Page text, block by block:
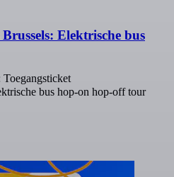
Elektrische bus
bus hop-on hop-off tour